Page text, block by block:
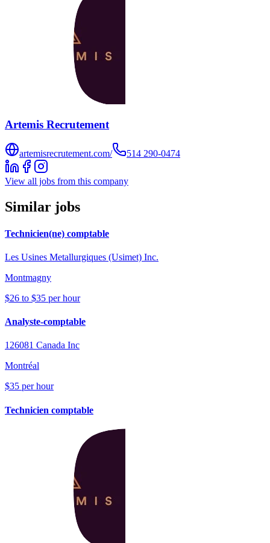
Artemis Recrutement
artemisrecrutement.com/ 514 290-0474
View all jobs from this company
Similar jobs
Technicien(ne) comptable
Les Usines Metallurgiques (Usimet) Inc.
Montmagny
$26 to $35 per hour
Analyste-comptable
126081 Canada Inc
Montréal
$35 per hour
Technicien comptable